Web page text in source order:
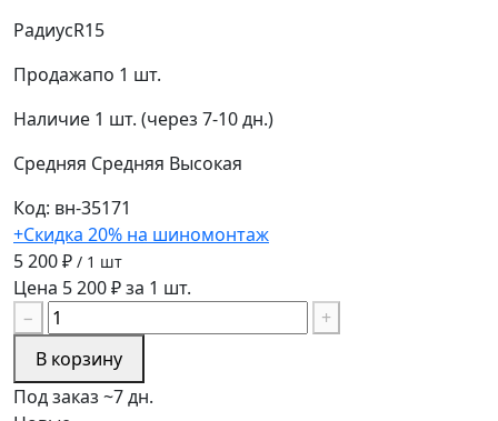
РадиусR15
Продажапо 1 шт.
Наличие 1 шт. (через 7-10 дн.)
Средняя Средняя Высокая
Код: вн-35171
+Скидка 20% на шиномонтаж
5 200 ₽ / 1 шт
Цена 5 200 ₽ за 1 шт.
−
+
В корзину
Под заказ ~7 дн.